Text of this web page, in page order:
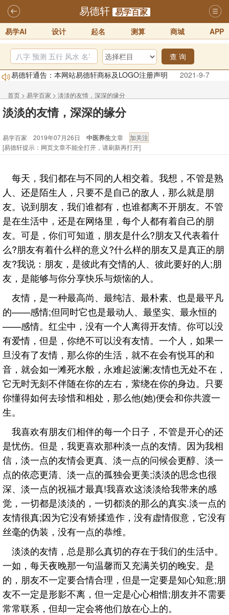
易德轩 易学百家
易学AI 设计 起名 测算 商城 APP
查 询
易德轩通告：本网站易德轩商标及LOGO注册声明
2021-9-7
易德轩易学ai，ai批八字紫微命理相学，ai智能体客服系统开通，欢迎
体验！！
2025-07-01
易德轩网重构及升能完成，欢迎大家来体验新程序及感觉！！
2026年化太岁锦囊属马、鼠、牛、龙、兔、狗、鸡生肖化太岁开始预
2026丙午年铁笔居士精批年运说明
2025-10-12
易德轩首席风水大师铁笔居士简介！！
2021-9-2
首页 > 易学百家 > 淡淡的友情，深深的缘分
淡淡的友情，深深的缘分
易学百家 2019年07月26日 中医养生文章
[易德轩提示：网页文章不能全打开，请刷新再打开]
每天，我们都在与不同的人相交着。我想，不管是熟
人、还是陌生人，只要不是自己的敌人，那么就是朋
友。说到朋友，我们谁都有，也谁都离不开朋友。不管
是在生活中，还是在网络里，每个人都有着自己的朋
友。可是，你们可知道，朋友是什么?朋友又代表着什
么?朋友有着什么样的意义?什么样的朋友又是真正的朋
友?我说：朋友，是彼此有交情的人、彼此要好的人;朋
友，是能够与你分享快乐与烦恼的人。
友情，是一种最高尚、最纯洁、最朴素、也是最平凡
的——感情;但同时它也是最动人、最坚实、最永恒的
——感情。红尘中，没有一个人离得开友情。你可以没
有爱情，但是，你绝不可以没有友情。一个人，如果一
旦没有了友情，那么你的生活，就不在会有悦耳的和
音，就会如一滩死水般，永难起波澜;友情也无处不在，
它无时无刻不伴随在你的左右，萦绕在你的身边。只要
你懂得如何去珍惜和相处，那么他(她)便会和你共渡一
生。
我喜欢有朋友们相伴的每一个日子，不管是开心的还
是忧伤。但是，我更喜欢那种淡一点的友情。因为我相
信，淡一点的友情会更真、淡一点的问候会更醇、淡一
点的依恋更清、淡一点的孤独会更美;淡淡的思念也很
深、淡一点的祝福才最真!我喜欢这淡淡给我带来的感
觉，一切都是淡淡的，一切都淡的那么的真实.淡一点的
友情很真;因为它没有矫揉造作，没有虚情假意，它没有
丝毫的伪装，没有一点的恭维。
淡淡的友情，总是那么真切的存在于我们的生活中。
一如，每天夜晚那一句温馨而又充满关切的晚安。是
的，朋友不一定要合情合理，但是一定要是知心知意;朋
友不一定是形影不离，但一定是心心相惜;朋友并不需要
常常联系，但却一定会将他们放在心上的。